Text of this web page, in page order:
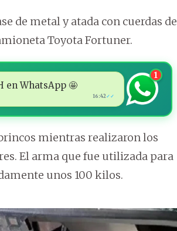
de metal y atada con cuerdas de
Toyota Fortuner.
en WhatsApp 🤩
16:42✓✓
1
mientras realizaron los
El arma que fue utilizada para
unos 100 kilos.